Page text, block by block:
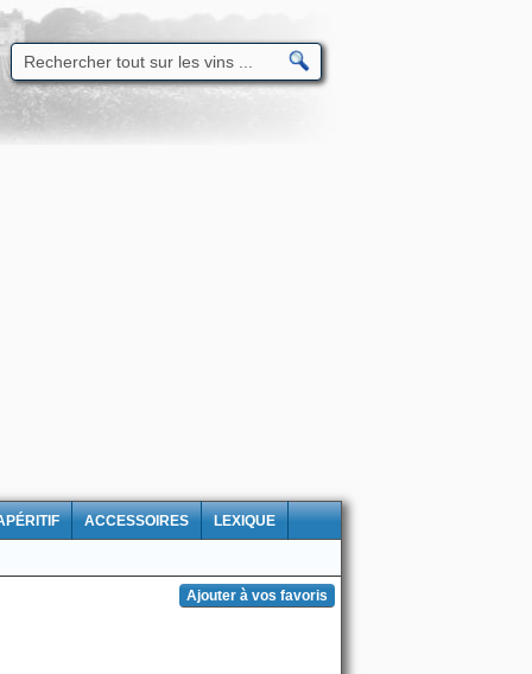
ACCESSOIRES LEXIQUE